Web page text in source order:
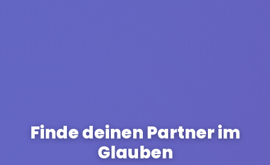
Finde deinen Partner im
Glauben